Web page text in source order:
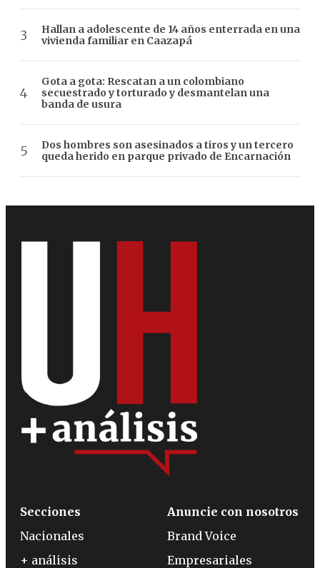
Hallan a adolescente de 14 años enterrada en una
vivienda familiar en Caazapá
Gota a gota: Rescatan a un colombiano
secuestrado y torturado y desmantelan una
banda de usura
Dos hombres son asesinados a tiros y un tercero
queda herido en parque privado de Encarnación
Secciones
Nacionales
+ análisis
Anuncie con nosotros
Brand Voice
Empresariales